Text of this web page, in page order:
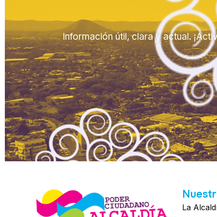
Información útil, clara y actual.
La